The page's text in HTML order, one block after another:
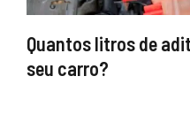
Quantos litros de
seu carro?